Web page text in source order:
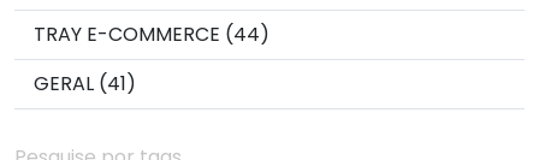
TRAY E-COMMERCE (44)
GERAL (41)